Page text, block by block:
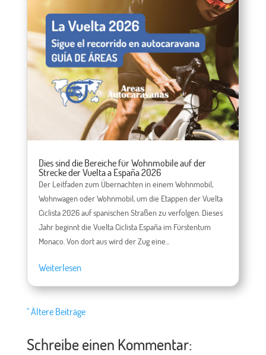
Dies sind die Bereiche für Wohnmobile auf der
Strecke der Vuelta a España 2026
Der Leitfaden zum Übernachten in einem Wohnmobil,
Wohnwagen oder Wohnmobil, um die Etappen der Vuelta
Ciclista 2026 auf spanischen Straßen zu verfolgen. Dieses
Jahr beginnt die Vuelta Ciclista España im Fürstentum
Monaco. Von dort aus wird der Zug eine...
Weiterlesen
" Ältere Beiträge
Schreibe einen Kommentar: